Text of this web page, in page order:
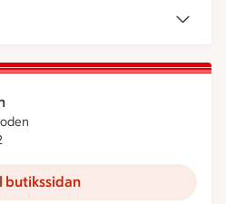
är öppen nu, stänger klockan 22
butikssidan